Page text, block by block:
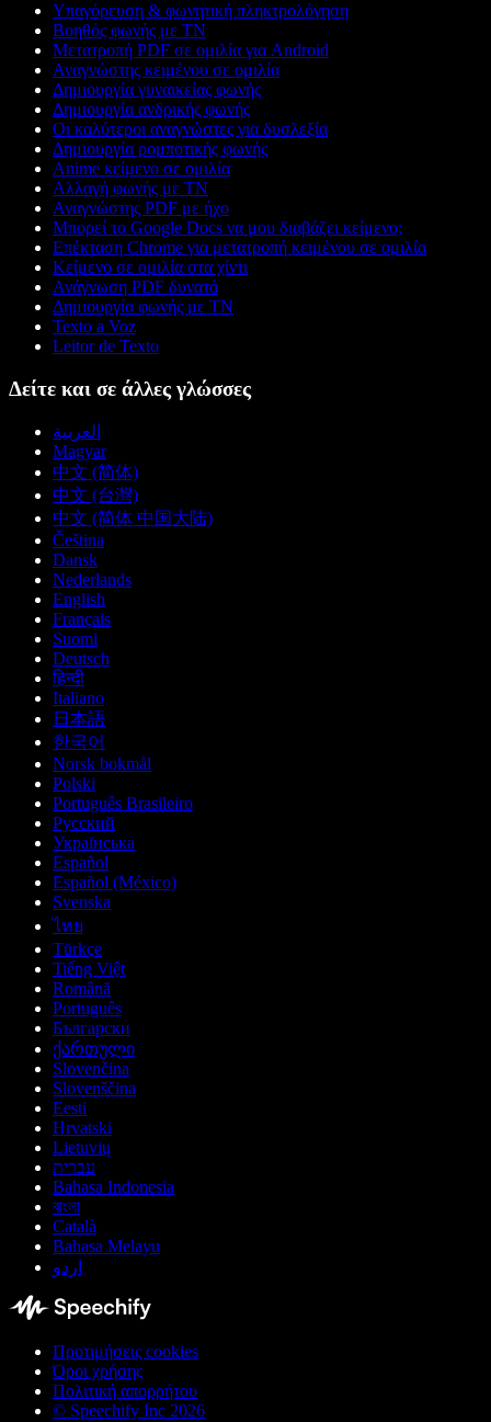
Υπαγόρευση & φωνητική πληκτρολόγηση
Βοηθός φωνής με ΤΝ
Μετατροπή PDF σε ομιλία για Android
Αναγνώστης κειμένου σε ομιλία
Δημιουργία γυναικείας φωνής
Δημιουργία ανδρικής φωνής
Οι καλύτεροι αναγνώστες για δυσλεξία
Δημιουργία ρομποτικής φωνής
Anime κείμενο σε ομιλία
Αλλαγή φωνής με ΤΝ
Αναγνώστης PDF με ήχο
Μπορεί το Google Docs να μου διαβάζει κείμενο;
Επέκταση Chrome για μετατροπή κειμένου σε ομιλία
Κείμενο σε ομιλία στα χίντι
Ανάγνωση PDF δυνατά
Δημιουργία φωνής με ΤΝ
Texto a Voz
Leitor de Texto
Δείτε και σε άλλες γλώσσες
العربية
Magyar
中文 (简体)
中文 (台灣)
中文 (简体 中国大陆)
Čeština
Dansk
Nederlands
English
Français
Suomi
Deutsch
हिन्दी
Italiano
日本語
한국어
Norsk bokmål
Polski
Português Brasileiro
Русский
Українська
Español
Español (México)
Svenska
ไทย
Türkçe
Tiếng Việt
Română
Português
Български
ქართული
Slovenčina
Slovenščina
Eesti
Hrvatski
Lietuvių
עברית
Bahasa Indonesia
বাংলা
Català
Bahasa Melayu
اردو
Προτιμήσεις cookies
Όροι χρήσης
Πολιτική απορρήτου
© Speechify Inc 2026